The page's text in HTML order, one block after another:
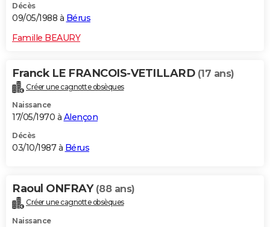
Décès
09/05/1988 à Bérus
Famille BEAURY
Franck LE FRANCOIS-VETILLARD (17 ans)
Créer une cagnotte obsèques
Naissance
17/05/1970 à Alençon
Décès
03/10/1987 à Bérus
Raoul ONFRAY (88 ans)
Créer une cagnotte obsèques
Naissance